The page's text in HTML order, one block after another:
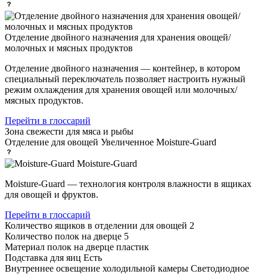
Отделение двойного назначения для хранения овощей/
молочных и мясных продуктов
Отделение двойного назначения — контейнер, в котором
специальный переключатель позволяет настроить нужный
режим охлаждения для хранения овощей или молочных/
мясных продуктов.
Перейти в глоссарий
Зона свежести для мяса и рыбы
Отделение для овощей Увеличенное Moisture-Guard
Moisture-Guard
Moisture-Guard — технология контроля влажности в ящиках
для овощей и фруктов.
Перейти в глоссарий
Количество ящиков в отделении для овощей 2
Количество полок на дверце 5
Материал полок на дверце пластик
Подставка для яиц Есть
Внутреннее освещение холодильной камеры Светодиодное